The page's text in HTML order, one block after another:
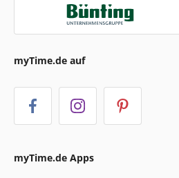
myTime.de auf
myTime.de Apps